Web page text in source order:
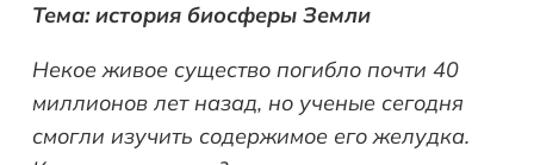
Тема: история биосферы Земли
Некое живое существо погибло почти 40
миллионов лет назад, но ученые сегодня
смогли изучить содержимое его желудка.